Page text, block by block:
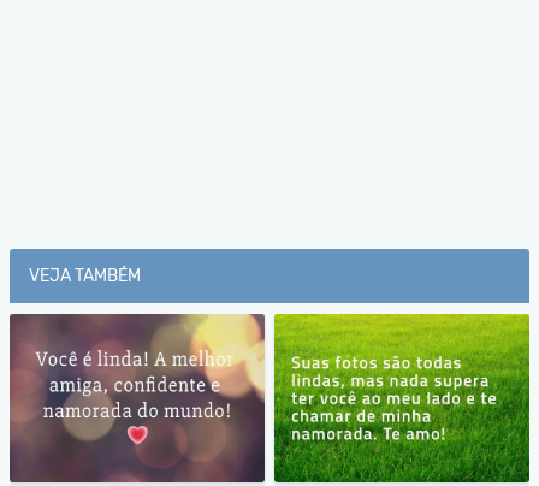
VEJA TAMBÉM